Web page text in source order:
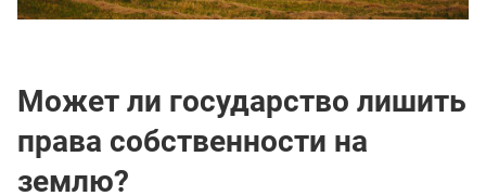
Может ли государство лишить
права собственности на
землю?